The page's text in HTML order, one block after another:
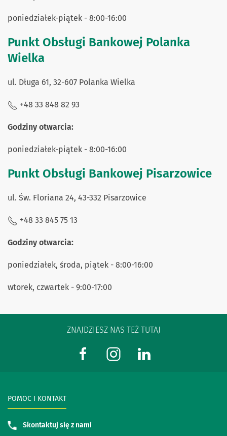
poniedziałek-piątek - 8:00-16:00
Punkt Obsługi Bankowej Polanka
Wielka
ul. Długa 61, 32-607 Polanka Wielka
+48 33 848 82 93
Godziny otwarcia:
poniedziałek-piątek - 8:00-16:00
Punkt Obsługi Bankowej Pisarzowice
ul. Św. Floriana 24, 43-332 Pisarzowice
+48 33 845 75 13
Godziny otwarcia:
poniedziałek, środa, piątek - 8:00-16:00
wtorek, czwartek - 9:00-17:00
ZNAJDZIESZ NAS TEŻ TUTAJ
POMOC I KONTAKT
Skontaktuj się z nami